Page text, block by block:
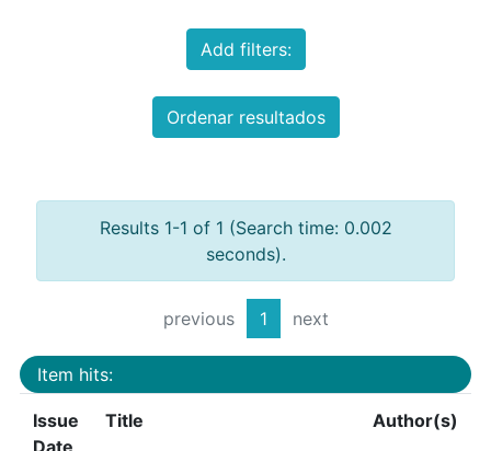
Add filters:
Ordenar resultados
Results 1-1 of 1 (Search time: 0.002
seconds).
previous 1 next
Item hits:
Issue
Date
Title Author(s)